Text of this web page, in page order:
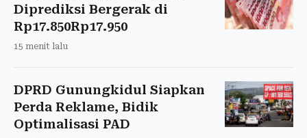
Diprediksi Bergerak di
Rp17.850Rp17.950
15 menit lalu
DPRD Gunungkidul Siapkan
Perda Reklame, Bidik
Optimalisasi PAD